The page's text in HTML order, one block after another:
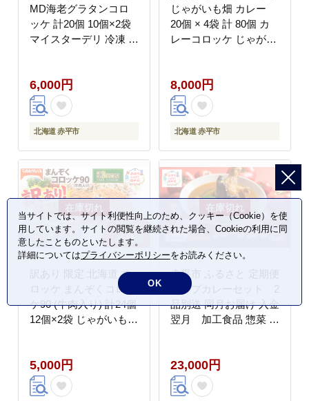
MD海老グラタンコロ
ッケ 計20個 10個×2袋
マイスターデリ 冷凍 冷
メ 大容量 最短3日 7日
出荷
6,000円
北海道 赤平市
じゃがいも畑 カレー
20個 × 4袋 計 80個 カ
レーコロッケ じゃがい
ず 揚げ物グルメ 大容量
冷凍コロッケ 揚げるだ
け 時短
8,000円
北海道 赤平市
訳あり 限定 北海道 コ
ロッケ まんぞくコロッ
ケ90 (牛肉入り) 計24個
12個×2袋 じゃがいも
ト グルメ 大容量 最短3
日 7日出荷
5,000円
赤平市 ふるさと 定期便
スープカレーセット 2
品別送 同月お届け 入金
翌月 加工食品 惣菜 レ
23,000円
当サイトでは、サイト利便性向上のため、クッキー（Cookie）を使
用しています。サイトの閲覧を継続された場合、Cookieの利用に同
意したことものといたします。
詳細についてはプライバシーポリシーをお読みください。
OK